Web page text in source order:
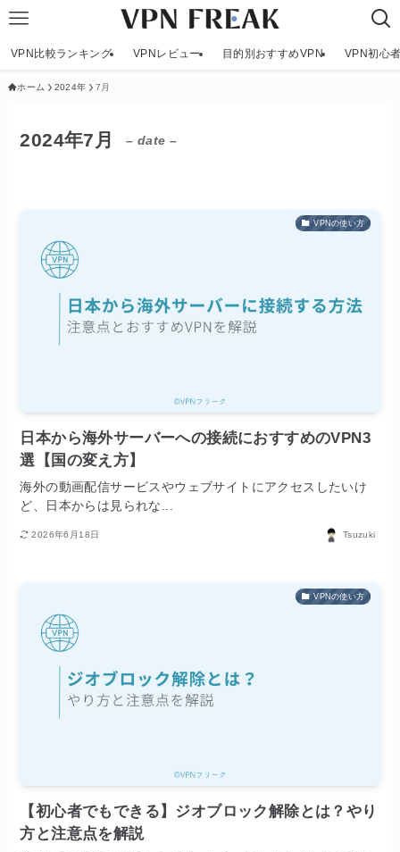
VPN比較ランキング VPNレビュー 目的別おすすめVPN VPN初心
ホーム 2024年 7月
2024年7月 – date –
VPNの使い方
日本から海外サーバーへの接続におすすめのVPN3
選【国の変え方】
海外の動画配信サービスやウェブサイトにアクセスしたいけ
ど、日本からは見られな...
2026年6月18日 Tsuzuki
VPNの使い方
【初心者でもできる】ジオブロック解除とは？やり
方と注意点を解説